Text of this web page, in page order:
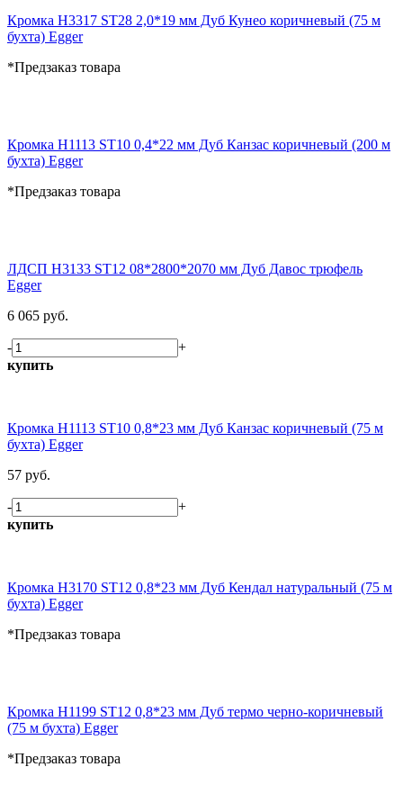
Кромка H3317 ST28 2,0*19 мм Дуб Кунео коричневый (75 м
бухта) Egger
*Предзаказ товара
Кромка H1113 ST10 0,4*22 мм Дуб Канзас коричневый (200 м
бухта) Egger
*Предзаказ товара
ЛДСП H3133 ST12 08*2800*2070 мм Дуб Давос трюфель
Egger
6 065 руб.
-
+
купить
Кромка H1113 ST10 0,8*23 мм Дуб Канзас коричневый (75 м
бухта) Egger
57 руб.
-
+
купить
Кромка H3170 ST12 0,8*23 мм Дуб Кендал натуральный (75 м
бухта) Egger
*Предзаказ товара
Кромка H1199 ST12 0,8*23 мм Дуб термо черно-коричневый
(75 м бухта) Egger
*Предзаказ товара